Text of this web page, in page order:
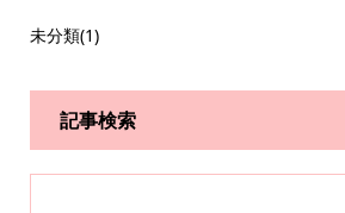
未分類(1)
記事検索